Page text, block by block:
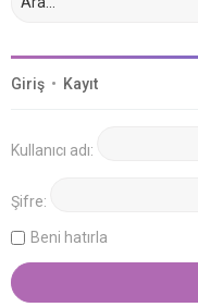
Giriş • Kayıt
Kullanıcı adı:
Şifre:
Beni hatırla